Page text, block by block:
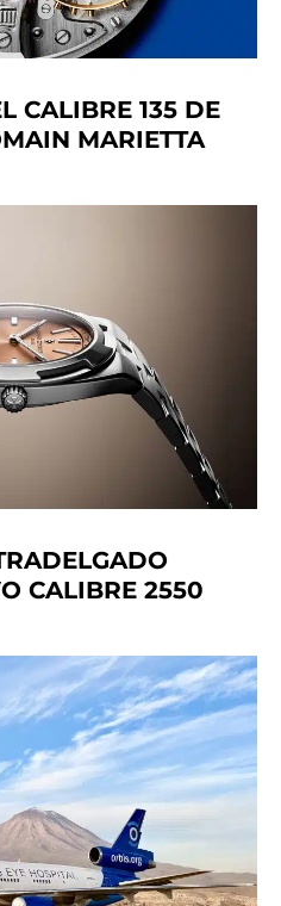
CALIBRE 135 DE
MARIETTA
CALIBRE 2550